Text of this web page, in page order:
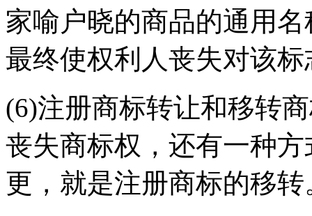
家喻户晓的商品的通用
最终使权利人丧失对该
(6)注册商标转让和移转
丧失商标权，还有一种
更，就是注册商标的移转